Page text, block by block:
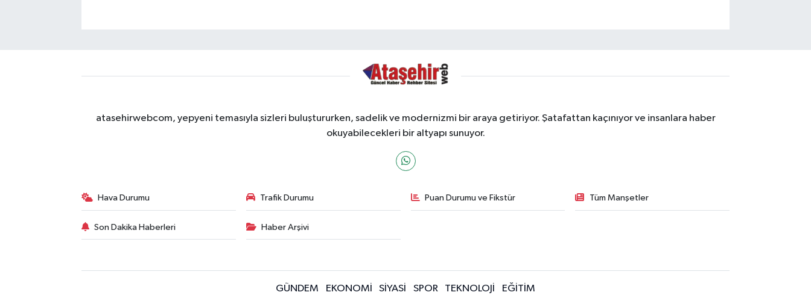
atasehirwebcom, yepyeni temasıyla sizleri buluştururken, sadelik ve modernizmi bir araya getiriyor. Şatafattan kaçınıyor ve insanlara haber
okuyabilecekleri bir altyapı sunuyor.
Hava Durumu Trafik Durumu Puan Durumu ve Fikstür Tüm Manşetler
Son Dakika Haberleri Haber Arşivi
GÜNDEM EKONOMİ SİYASİ SPOR TEKNOLOJİ EĞİTİM